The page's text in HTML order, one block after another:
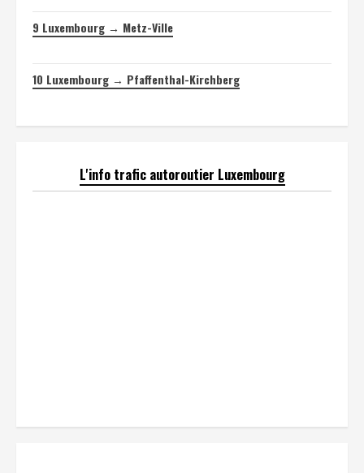
9 Luxembourg → Metz-Ville
10 Luxembourg → Pfaffenthal-Kirchberg
L'info trafic autoroutier Luxembourg